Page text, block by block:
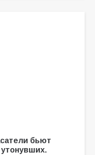
бьют
утонувших.